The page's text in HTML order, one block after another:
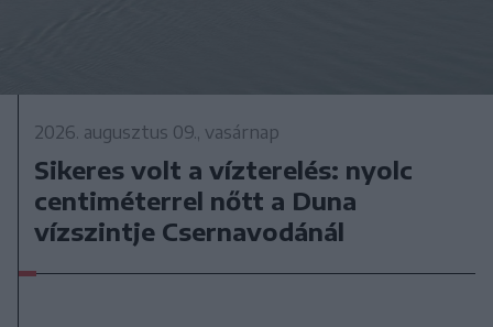
2026. augusztus 09., vasárnap
Sikeres volt a vízterelés: nyolc
centiméterrel nőtt a Duna
vízszintje Csernavodánál